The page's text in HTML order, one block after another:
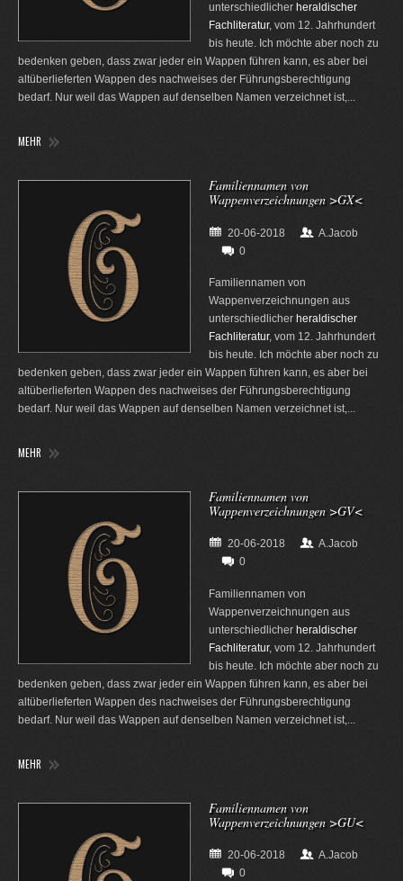
unterschiedlicher heraldischer
Fachliteratur, vom 12. Jahrhundert
bis heute. Ich möchte aber noch zu
bedenken geben, dass zwar jeder ein Wappen führen kann, es aber bei
altüberlieferten Wappen des nachweises der Führungsberechtigung
bedarf. Nur weil das Wappen auf denselben Namen verzeichnet ist,...
MEHR
Familiennamen von
Wappenverzeichnungen >GX<
20-06-2018
A.Jacob
0
Familiennamen von
Wappenverzeichnungen aus
unterschiedlicher heraldischer
Fachliteratur, vom 12. Jahrhundert
bis heute. Ich möchte aber noch zu
bedenken geben, dass zwar jeder ein Wappen führen kann, es aber bei
altüberlieferten Wappen des nachweises der Führungsberechtigung
bedarf. Nur weil das Wappen auf denselben Namen verzeichnet ist,...
MEHR
Familiennamen von
Wappenverzeichnungen >GV<
20-06-2018
A.Jacob
0
Familiennamen von
Wappenverzeichnungen aus
unterschiedlicher heraldischer
Fachliteratur, vom 12. Jahrhundert
bis heute. Ich möchte aber noch zu
bedenken geben, dass zwar jeder ein Wappen führen kann, es aber bei
altüberlieferten Wappen des nachweises der Führungsberechtigung
bedarf. Nur weil das Wappen auf denselben Namen verzeichnet ist,...
MEHR
Familiennamen von
Wappenverzeichnungen >GU<
20-06-2018
A.Jacob
0